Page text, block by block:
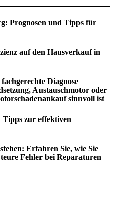
Prognosen und Tipps für
auf den Hausverkauf in
Diagnose
Austauschmotor oder
sinnvoll ist
zur effektiven
Erfahren Sie, wie Sie
Fehler bei Reparaturen